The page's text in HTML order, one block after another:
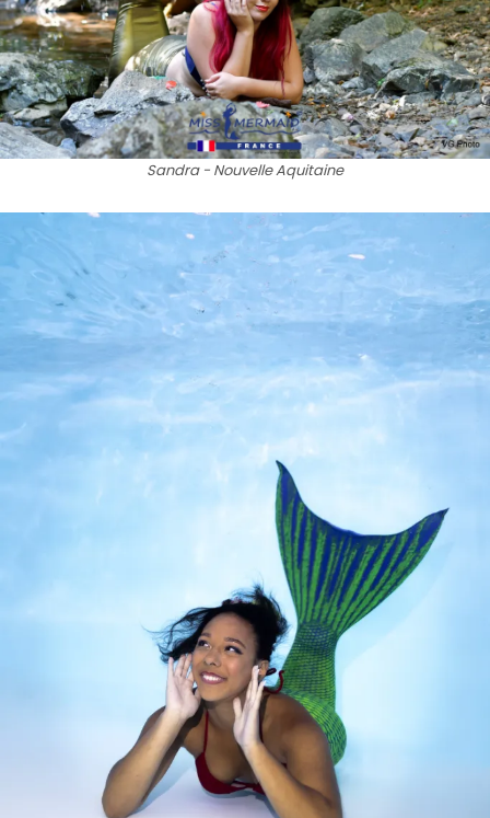
Sandra - Nouvelle Aquitaine